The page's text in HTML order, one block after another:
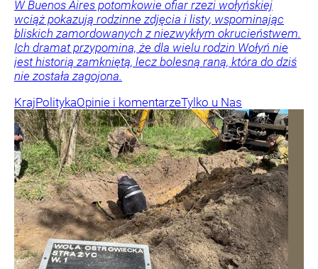
W Buenos Aires potomkowie ofiar rzezi wołyńskiej
wciąż pokazują rodzinne zdjęcia i listy, wspominając
bliskich zamordowanych z niezwykłym okrucieństwem.
Ich dramat przypomina, że dla wielu rodzin Wołyń nie
jest historią zamkniętą, lecz bolesną raną, która do dziś
nie została zagojona.
KrajPolitykaOpinie i komentarzeTylko u Nas